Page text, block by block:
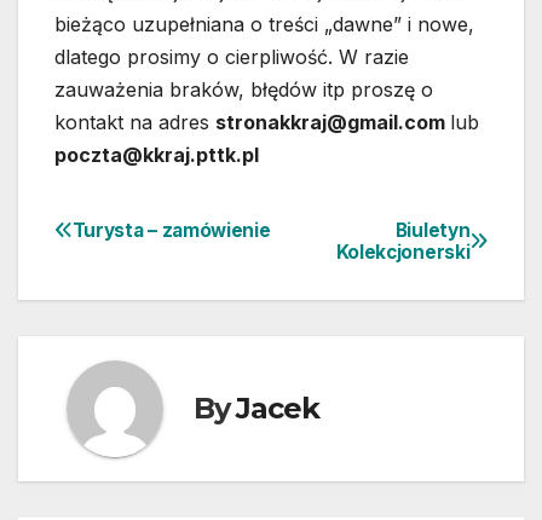
bieżąco uzupełniana o treści „dawne” i nowe,
dlatego prosimy o cierpliwość. W razie
zauważenia braków, błędów itp proszę o
kontakt na adres stronakkraj@gmail.com lub
poczta@kkraj.pttk.pl
Nawigacja
wpisu
Biuletyn
Kolekcjonerski
Turysta – zamówienie
ByJacek